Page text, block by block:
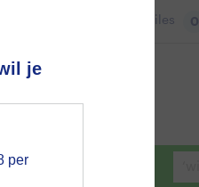
je
per
Files 0